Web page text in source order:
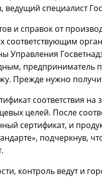
специалист
и справок от
соответствующим
Управления
предприниматель
Прежде нужно
соответствия
целей. После
сертификат, и
подчеркнув,
контроль ведут и